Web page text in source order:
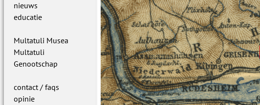
nieuws
educatie
Multatuli Musea
Multatuli
Genootschap
contact / faqs
opinie